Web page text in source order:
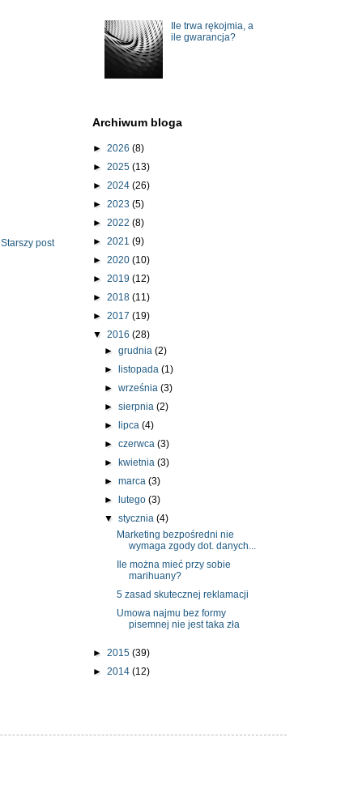
Starszy post
Ile trwa rękojmia, a
ile gwarancja?
Archiwum bloga
► 2026 (8)
► 2025 (13)
► 2024 (26)
► 2023 (5)
► 2022 (8)
► 2021 (9)
► 2020 (10)
► 2019 (12)
► 2018 (11)
► 2017 (19)
▼ 2016 (28)
►grudnia(2)
►
listopada(1)
►września(3)
►sierpnia(2)
►
lipca(4)
►czerwca(3)
►
kwietnia(3)
►marca(3)
►
lutego(3)
▼stycznia(4)
Marketing bezpośredni nie
wymaga zgody dot. danych...
Ile można mieć przy sobie
marihuany?
5 zasad skutecznej reklamacji
Umowa najmu bez formy
pisemnej nie jest taka zła
► 2015 (39)
► 2014 (12)